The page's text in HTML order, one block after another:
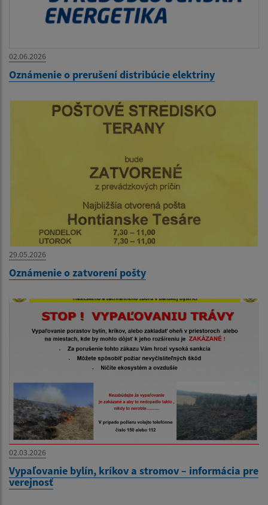
02.06.2026
Oznámenie o prerušení distribúcie elektriny
29.05.2026
Oznámenie o zatvorení pošty
02.03.2026
Vypaľovanie bylín, kríkov a stromov – informácia pre
verejnosť